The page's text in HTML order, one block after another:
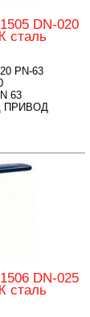
DN-020
сталь
PN-63
63
ПРИВОД
DN-025
сталь